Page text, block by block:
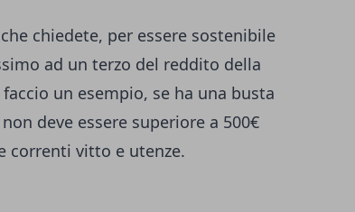
chiedete, per essere sostenibile
ad un terzo del reddito della
un esempio, se ha una busta
deve essere superiore a 500€
correnti vitto e utenze.